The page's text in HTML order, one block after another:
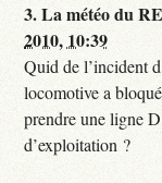
3.La météo du
2010, 10:39
Quid de l’incident
locomotive a
prendre une ligne
d’exploitation ?